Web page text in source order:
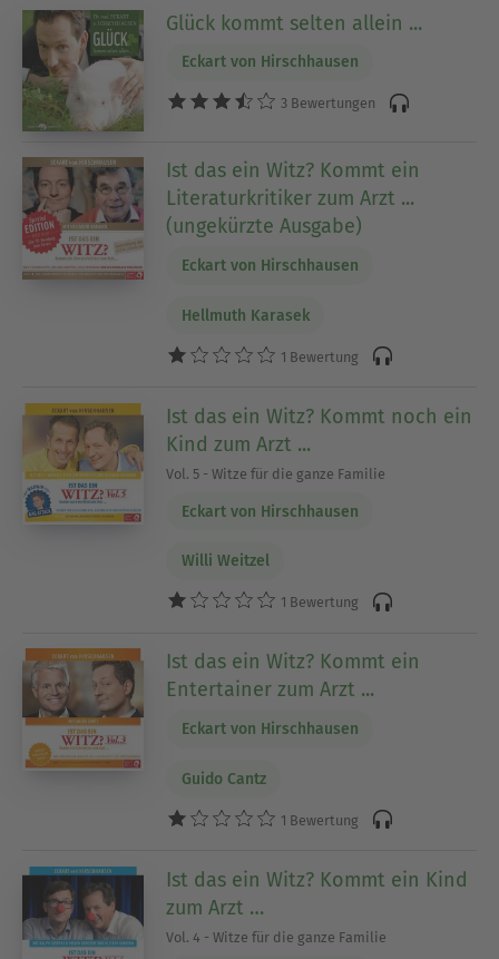
Glück kommt selten allein ...
Eckart von Hirschhausen
3 Bewertungen
Ist das ein Witz? Kommt ein
Literaturkritiker zum Arzt ...
(ungekürzte Ausgabe)
Eckart von Hirschhausen
Hellmuth Karasek
1 Bewertung
Ist das ein Witz? Kommt noch ein
Kind zum Arzt ...
Vol. 5 - Witze für die ganze Familie
Eckart von Hirschhausen
Willi Weitzel
1 Bewertung
Ist das ein Witz? Kommt ein
Entertainer zum Arzt ...
Eckart von Hirschhausen
Guido Cantz
1 Bewertung
Ist das ein Witz? Kommt ein Kind
zum Arzt …
Vol. 4 - Witze für die ganze Familie